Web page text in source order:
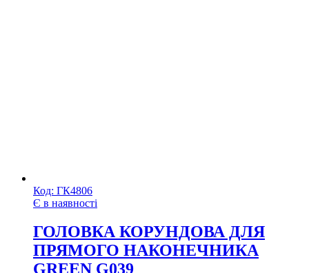
Код: ГК4806
Є в наявності
ГОЛОВКА КОРУНДОВА ДЛЯ
ПРЯМОГО НАКОНЕЧНИКА
GREEN G039